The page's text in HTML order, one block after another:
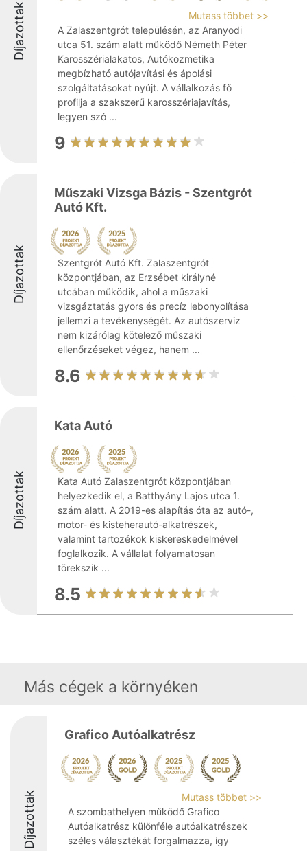
Díjazottak
Mutass többet >>
A Zalaszentgrót településén, az Aranyodi
utca 51. szám alatt működő Németh Péter
Karosszérialakatos, Autókozmetika
megbízható autójavítási és ápolási
szolgáltatásokat nyújt. A vállalkozás fő
profilja a szakszerű karosszériajavítás,
legyen szó ...
9
Díjazottak
Műszaki Vizsga Bázis - Szentgrót
Autó Kft.
Szentgrót Autó Kft. Zalaszentgrót
központjában, az Erzsébet királyné
utcában működik, ahol a műszaki
vizsgáztatás gyors és precíz lebonyolítása
jellemzi a tevékenységét. Az autószerviz
nem kizárólag kötelező műszaki
ellenőrzéseket végez, hanem ...
8.6
Díjazottak
Kata Autó
Kata Autó Zalaszentgrót központjában
helyezkedik el, a Batthyány Lajos utca 1.
szám alatt. A 2019-es alapítás óta az autó-,
motor- és kisteherautó-alkatrészek,
valamint tartozékok kiskereskedelmével
foglalkozik. A vállalat folyamatosan
törekszik ...
8.5
Más cégek a környéken
Díjazottak
Grafico Autóalkatrész
Mutass többet >>
A szombathelyen működő Grafico
Autóalkatrész különféle autóalkatrészek
széles választékát forgalmazza, így